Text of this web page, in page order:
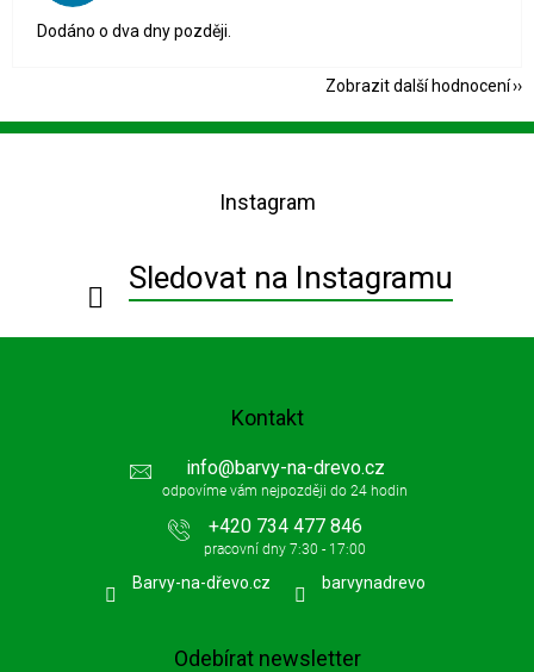
Dodáno o dva dny později.
Zobrazit další hodnocení
Z
Instagram
Sledovat na Instagramu
Kontakt
info@barvy-na-drevo.cz
+420 734 477 846
Barvy-na-dřevo.cz barvynadrevo
Odebírat newsletter